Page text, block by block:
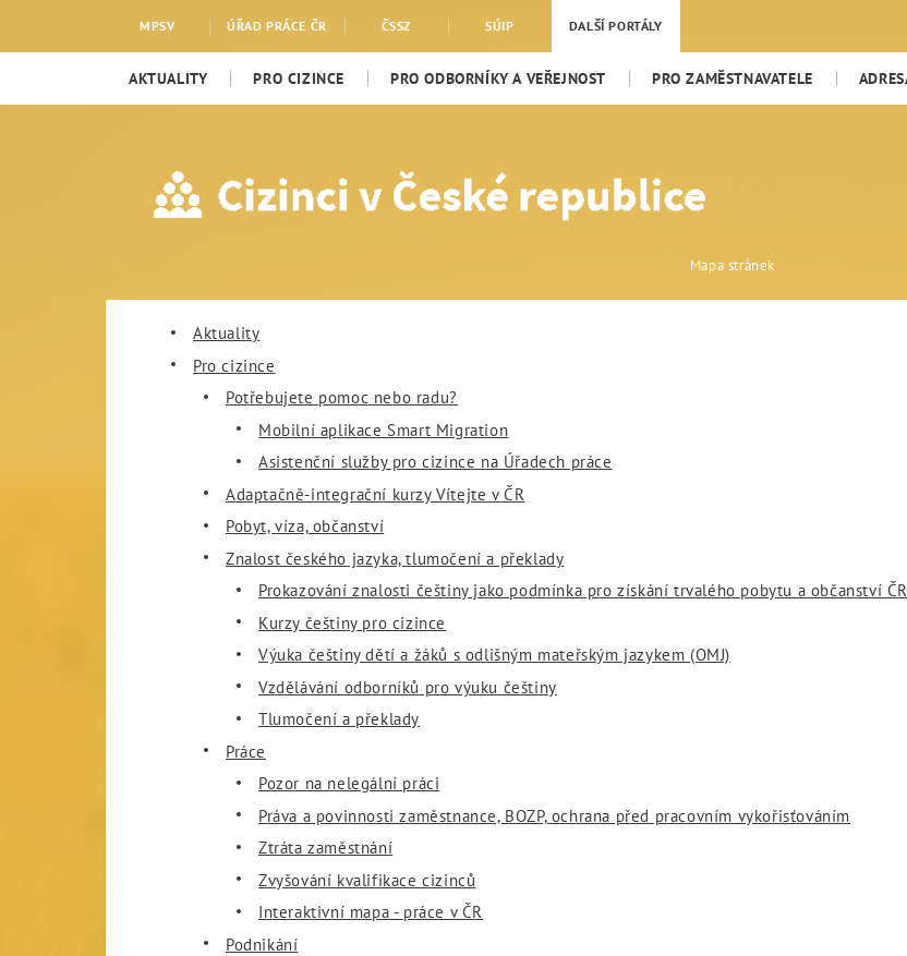
Mapa stránek
MPSV ÚŘAD PRÁCE ČR ČSSZ SÚIP DALŠÍ PORTÁLY
AKTUALITY PRO CIZINCE PRO ODBORNÍKY A VEŘEJNOST PRO ZAMĚSTNAVATELE
Mapa stránek
Aktuality
Pro cizince
Potřebujete pomoc nebo radu?
Mobilní aplikace Smart Migration
Asistenční služby pro cizince na Úřadech práce
Adaptačně-integrační kurzy Vítejte v ČR
Pobyt, víza, občanství
Znalost českého jazyka, tlumočení a překlady
Prokazování znalosti češtiny jako podmínka pro získání trvalého pobytu a občanství ČR
Kurzy češtiny pro cizince
Výuka češtiny dětí a žáků s odlišným mateřským jazykem (OMJ)
Vzdělávání odborníků pro výuku češtiny
Tlumočení a překlady
Práce
Pozor na nelegální práci
Práva a povinnosti zaměstnance, BOZP, ochrana před pracovním vykořisťováním
Ztráta zaměstnání
Zvyšování kvalifikace cizinců
Interaktivní mapa - práce v ČR
Podnikání